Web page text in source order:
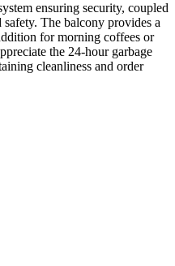
ensuring security, coupled
The balcony provides a
for morning coffees or
the 24-hour garbage
cleanliness and order